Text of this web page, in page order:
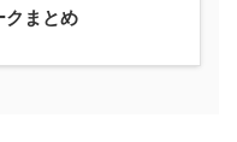
クまとめ